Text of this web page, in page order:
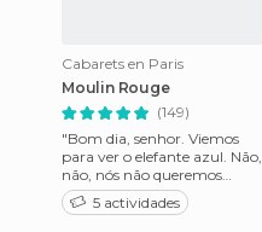
Cabarets en Paris
Moulin Rouge
(149)
"Bom dia, senhor. Viemos
para ver o elefante azul. Não,
não, nós não queremos
pagar a entrada... sim,
sabemos que o show é bom,
5 actividades